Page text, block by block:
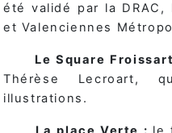
été validé par la
et Valenciennes
Le Square Froissart
Thérèse Lecroart,
illustrations.